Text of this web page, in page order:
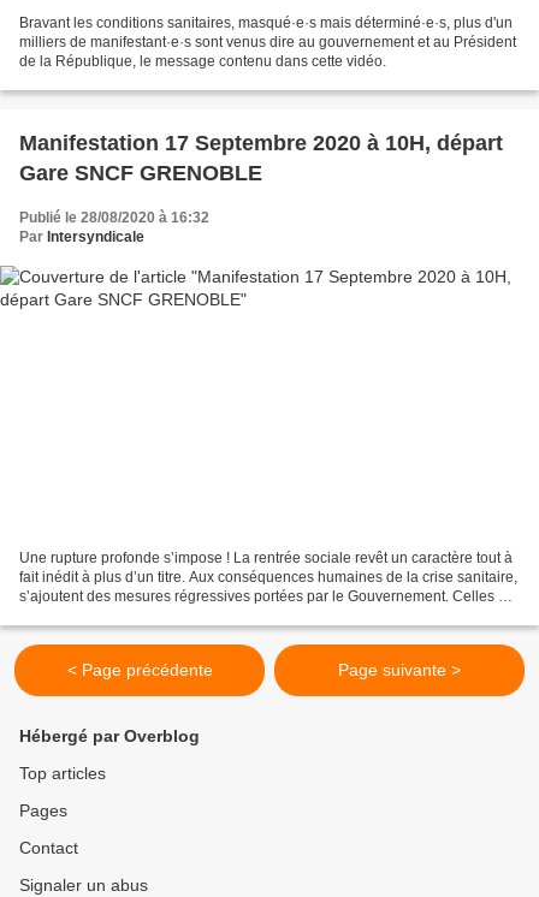
Bravant les conditions sanitaires, masqué·e·s mais déterminé·e·s, plus d'un
milliers de manifestant·e·s sont venus dire au gouvernement et au Président
de la République, le message contenu dans cette vidéo.
Manifestation 17 Septembre 2020 à 10H, départ
Gare SNCF GRENOBLE
Publié le 28/08/2020 à 16:32
Par Intersyndicale
Une rupture profonde s’impose ! La rentrée sociale revêt un caractère tout à
fait inédit à plus d’un titre. Aux conséquences humaines de la crise sanitaire,
s’ajoutent des mesures régressives portées par le Gouvernement. Celles et
< Page précédente Page suivante >
Hébergé par Overblog
Top articles
Pages
Contact
Signaler un abus